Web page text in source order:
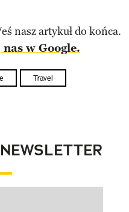
nasz artykuł do końca.
w Google.
Travel